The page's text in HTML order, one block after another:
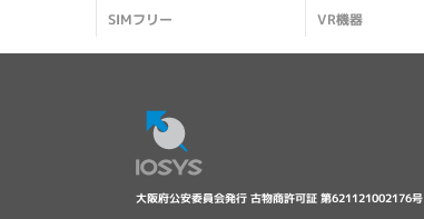
SIMフリー VR機器
大阪府公安委員会発行 古物商許可証 第621121002176号